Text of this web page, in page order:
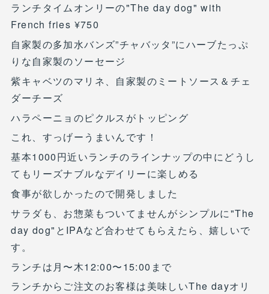
ランチタイムオンリーの"The day dog" with
French fries ¥750
自家製の多加水バンズ”チャバッタ”にハーブたっぷ
りな自家製のソーセージ
紫キャベツのマリネ、自家製のミートソース＆チェ
ダーチーズ
ハラペーニョのピクルスがトッピング
これ、すっげーうまいんです！
基本1000円近いランチのラインナップの中にどうし
てもリーズナブルなデイリーに楽しめる
食事が欲しかったので開発しました
サラダも、お惣菜もついてませんがシンプルに"The
day dog"とIPAなど合わせてもらえたら、嬉しいで
す。
ランチは月〜木12:00〜15:00まで
ランチからご注文のお客様は美味しいThe dayオリ